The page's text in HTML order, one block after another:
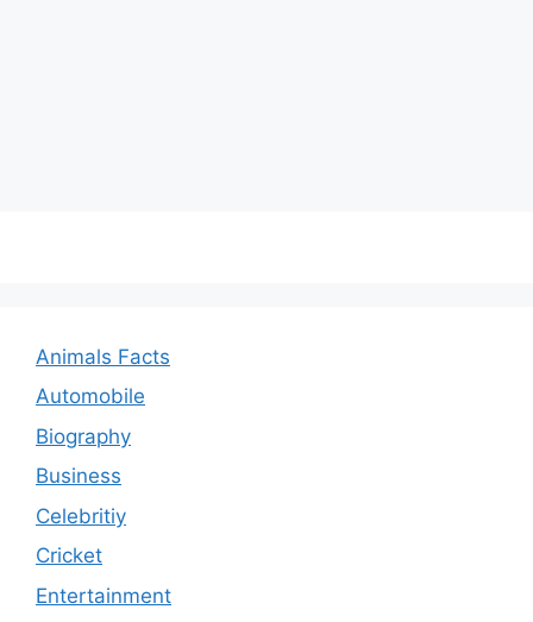
Animals Facts
Automobile
Biography
Business
Celebritiy
Cricket
Entertainment